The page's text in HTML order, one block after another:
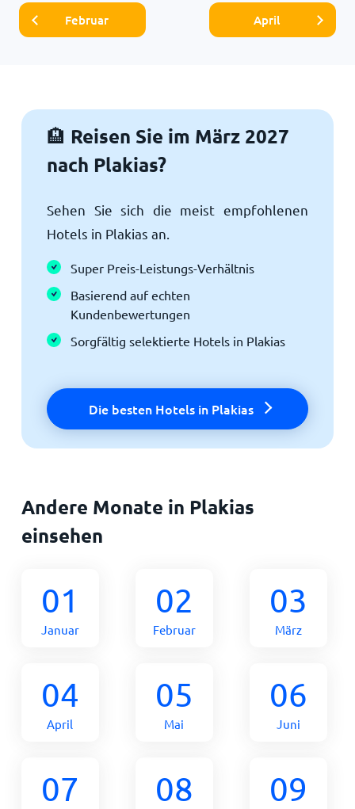
Februar April
🏨 Reisen Sie im März 2027
nach Plakias?
Sehen Sie sich die meist empfohlenen
Hotels in Plakias an.
Super Preis-Leistungs-Verhältnis
Basierend auf echten
Kundenbewertungen
Sorgfältig selektierte Hotels in Plakias
Die besten Hotels in Plakias
Andere Monate in Plakias
einsehen
01
Januar
02
Februar
03
März
04
April
05
Mai
06
Juni
07 08 09